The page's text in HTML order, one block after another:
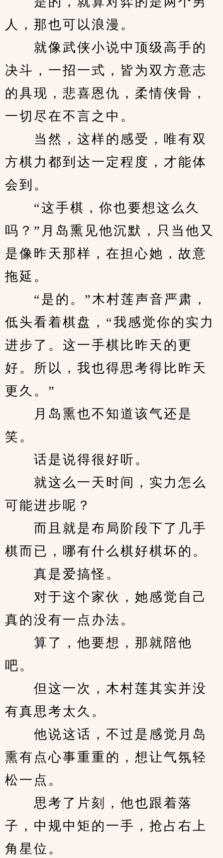
人，那也可以浪漫。
就像武侠小说中顶级高手的
决斗，一招一式，皆为双方意志
的具现，悲喜恩仇，柔情侠骨，
一切尽在不言之中。
当然，这样的感受，唯有双
方棋力都到达一定程度，才能体
会到。
“这手棋，你也要想这么久
吗？”月岛熏见他沉默，只当他又
是像昨天那样，在担心她，故意
拖延。
“是的。”木村莲声音严肃，
低头看着棋盘，“我感觉你的实力
进步了。这一手棋比昨天的更
好。所以，我也得思考得比昨天
更久。”
月岛熏也不知道该气还是
笑。
话是说得很好听。
就这么一天时间，实力怎么
可能进步呢？
而且就是布局阶段下了几手
棋而已，哪有什么棋好棋坏的。
真是爱搞怪。
对于这个家伙，她感觉自己
真的没有一点办法。
算了，他要想，那就陪他
吧。
但这一次，木村莲其实并没
有真思考太久。
他说这话，不过是感觉月岛
熏有点心事重重的，想让气氛轻
松一点。
思考了片刻，他也跟着落
子，中规中矩的一手，抢占右上
角星位。